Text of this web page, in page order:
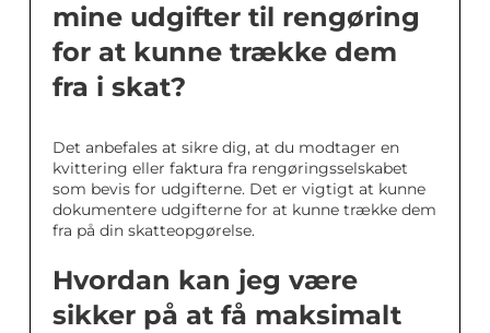
mine udgifter til rengøring
for at kunne trække dem
fra i skat?
Det anbefales at sikre dig, at du modtager en
kvittering eller faktura fra rengøringsselskabet
som bevis for udgifterne. Det er vigtigt at kunne
dokumentere udgifterne for at kunne trække dem
fra på din skatteopgørelse.
Hvordan kan jeg være
sikker på at få maksimalt